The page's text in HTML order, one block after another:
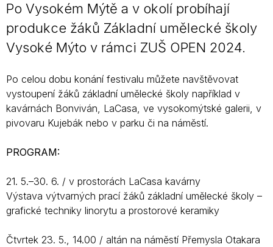
Po Vysokém Mýtě a v okolí probíhají
produkce žáků Základní umělecké školy
Vysoké Mýto v rámci ZUŠ OPEN 2024.
Po celou dobu konání festivalu můžete navštěvovat
vystoupení žáků základní umělecké školy například v
kavárnách Bonviván, LaCasa, ve vysokomýtské galerii, v
pivovaru Kujebák nebo v parku či na náměstí.
PROGRAM:
21. 5.–30. 6. / v prostorách LaCasa kavárny
Výstava výtvarných prací žáků základní umělecké školy –
grafické techniky linorytu a prostorové keramiky
Čtvrtek 23. 5., 14.00 / altán na náměstí Přemysla Otakara